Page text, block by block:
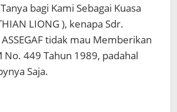
bagi Kami Sebagai Kuasa
LIONG ), kenapa Sdr.
tidak mau Memberikan
No. 449 Tahun 1989, padahal
Saja.